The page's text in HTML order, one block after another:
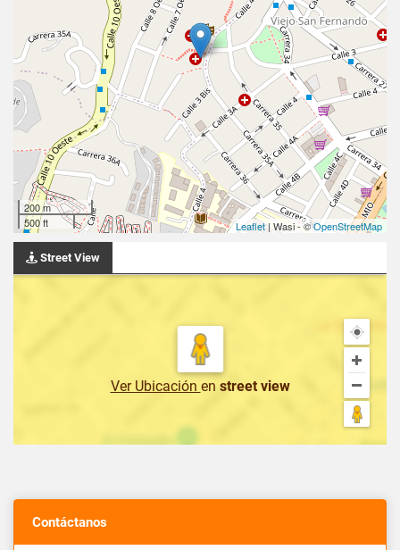
200 m
500 ft
Leaflet| Wasi - ©OpenStreetMap
Street View
Ver Ubicación en street view
Contáctanos